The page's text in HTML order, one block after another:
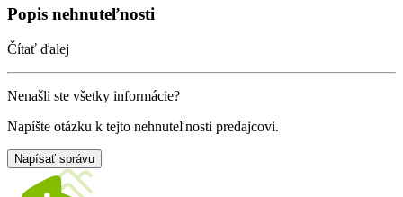
Popis nehnuteľnosti
Čítať ďalej
Nenašli ste všetky informácie?
Napíšte otázku k tejto nehnuteľnosti predajcovi.
Napísať správu